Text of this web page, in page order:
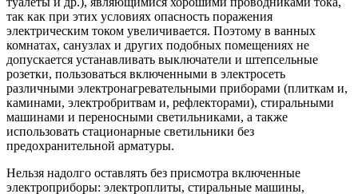
так как при этих условиях опасность поражения
электрическим током увеличивается. Поэтому в ванных
комнатах, санузлах и других подобных помещениях не
допускается устанавливать выключатели и штепсельные
розетки, пользоваться включенными в электросеть
различными электронагревательными приборами (плиткам и,
каминами, электробритвам и, рефлекторами), стиральными
машинами и переносными светильниками, а также
использовать стационарные светильники без
предохранительной арматуры.
Нельзя надолго оставлять без присмотра включенные
электроприборы: электроплиты, стиральные машины,